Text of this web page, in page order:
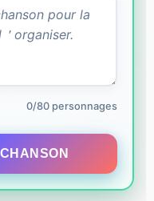
0/80 personnages